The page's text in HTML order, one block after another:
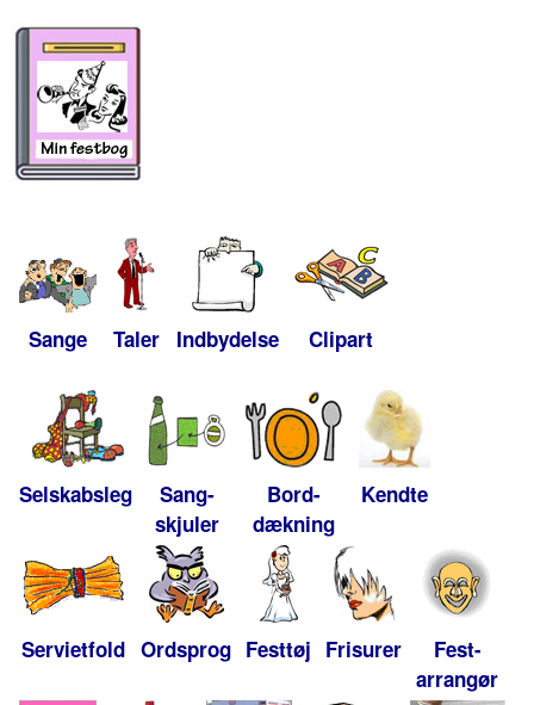
Sange Taler Indbydelse Clipart
Selskabsleg
Sang-
skjuler
Bord-
dækning
Kendte
Servietfold Ordsprog Festtøj Frisurer
Fest-
arrangør